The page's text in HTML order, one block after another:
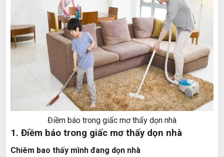
Điềm báo trong giấc mơ thấy dọn nhà
1. Điềm báo trong giấc mơ thấy dọn nhà
Chiêm bao thấy mình đang dọn nhà